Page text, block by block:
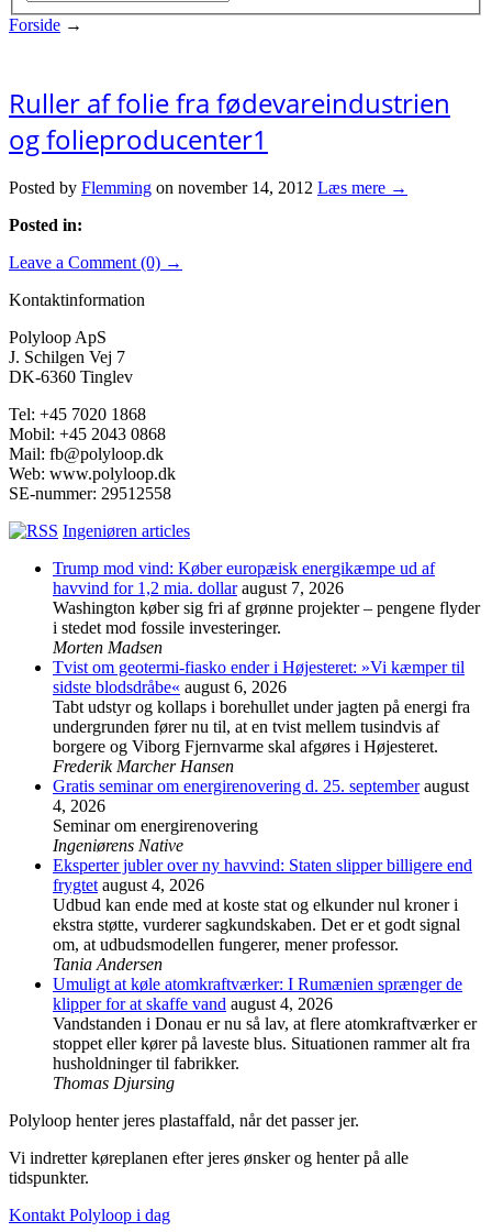
Forside →
Ruller af folie fra fødevareindustrien
og folieproducenter1
Posted by Flemming on november 14, 2012 Læs mere →
Posted in:
Leave a Comment (0) →
Kontaktinformation
Polyloop ApS
J. Schilgen Vej 7
DK-6360 Tinglev
Tel: +45 7020 1868
Mobil: +45 2043 0868
Mail: fb@polyloop.dk
Web: www.polyloop.dk
SE-nummer: 29512558
Ingeniøren articles
Trump mod vind: Køber europæisk energikæmpe ud af
havvind for 1,2 mia. dollar august 7, 2026
Washington køber sig fri af grønne projekter – pengene flyder
i stedet mod fossile investeringer.
Morten Madsen
Tvist om geotermi-fiasko ender i Højesteret: »Vi kæmper til
sidste blodsdråbe« august 6, 2026
Tabt udstyr og kollaps i borehullet under jagten på energi fra
undergrunden fører nu til, at en tvist mellem tusindvis af
borgere og Viborg Fjernvarme skal afgøres i Højesteret.
Frederik Marcher Hansen
Gratis seminar om energirenovering d. 25. september august
4, 2026
Seminar om energirenovering
Ingeniørens Native
Eksperter jubler over ny havvind: Staten slipper billigere end
frygtet august 4, 2026
Udbud kan ende med at koste stat og elkunder nul kroner i
ekstra støtte, vurderer sagkundskaben. Det er et godt signal
om, at udbudsmodellen fungerer, mener professor.
Tania Andersen
Umuligt at køle atomkraftværker: I Rumænien sprænger de
klipper for at skaffe vand august 4, 2026
Vandstanden i Donau er nu så lav, at flere atomkraftværker er
stoppet eller kører på laveste blus. Situationen rammer alt fra
husholdninger til fabrikker.
Thomas Djursing
Polyloop henter jeres plastaffald, når det passer jer.
Vi indretter køreplanen efter jeres ønsker og henter på alle
tidspunkter.
Kontakt Polyloop i dag